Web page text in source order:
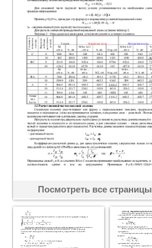
Посмотреть все страницы